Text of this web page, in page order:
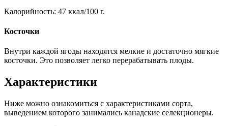
Калорийность: 47 ккал/100 г.
Косточки
Внутри каждой ягоды находятся мелкие и достаточно мягкие
косточки. Это позволяет легко перерабатывать плоды.
Характеристики
Ниже можно ознакомиться с характеристиками сорта,
выведением которого занимались канадские селекционеры.